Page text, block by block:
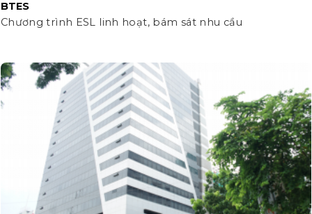
BTES
Chương trình ESL linh hoạt, bám sát nhu cầu